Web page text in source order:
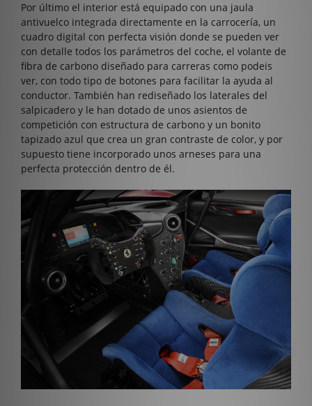
Por último el interior está equipado con una jaula
antivuelco integrada directamente en la carrocería, un
cuadro digital con perfecta visión donde se pueden ver
con detalle todos los parámetros del coche, el volante de
fibra de carbono diseñado para carreras como podeis
ver, con todo tipo de botones para facilitar la ayuda al
conductor. También han rediseñado los laterales del
salpicadero y le han dotado de unos asientos de
competición con estructura de carbono y un bonito
tapizado azul que crea un gran contraste de color, y por
supuesto tiene incorporado unos arneses para una
perfecta protección dentro de él.